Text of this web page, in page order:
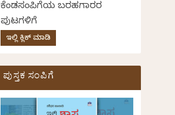
ಕೆಂಡಸಂಪಿಗೆಯ ಬರಹಗಾರರ
ಪುಟಗಳಿಗೆ
ಇಲ್ಲಿ ಕ್ಲಿಕ್ ಮಾಡಿ
ಪುಸ್ತಕ ಸಂಪಿಗೆ